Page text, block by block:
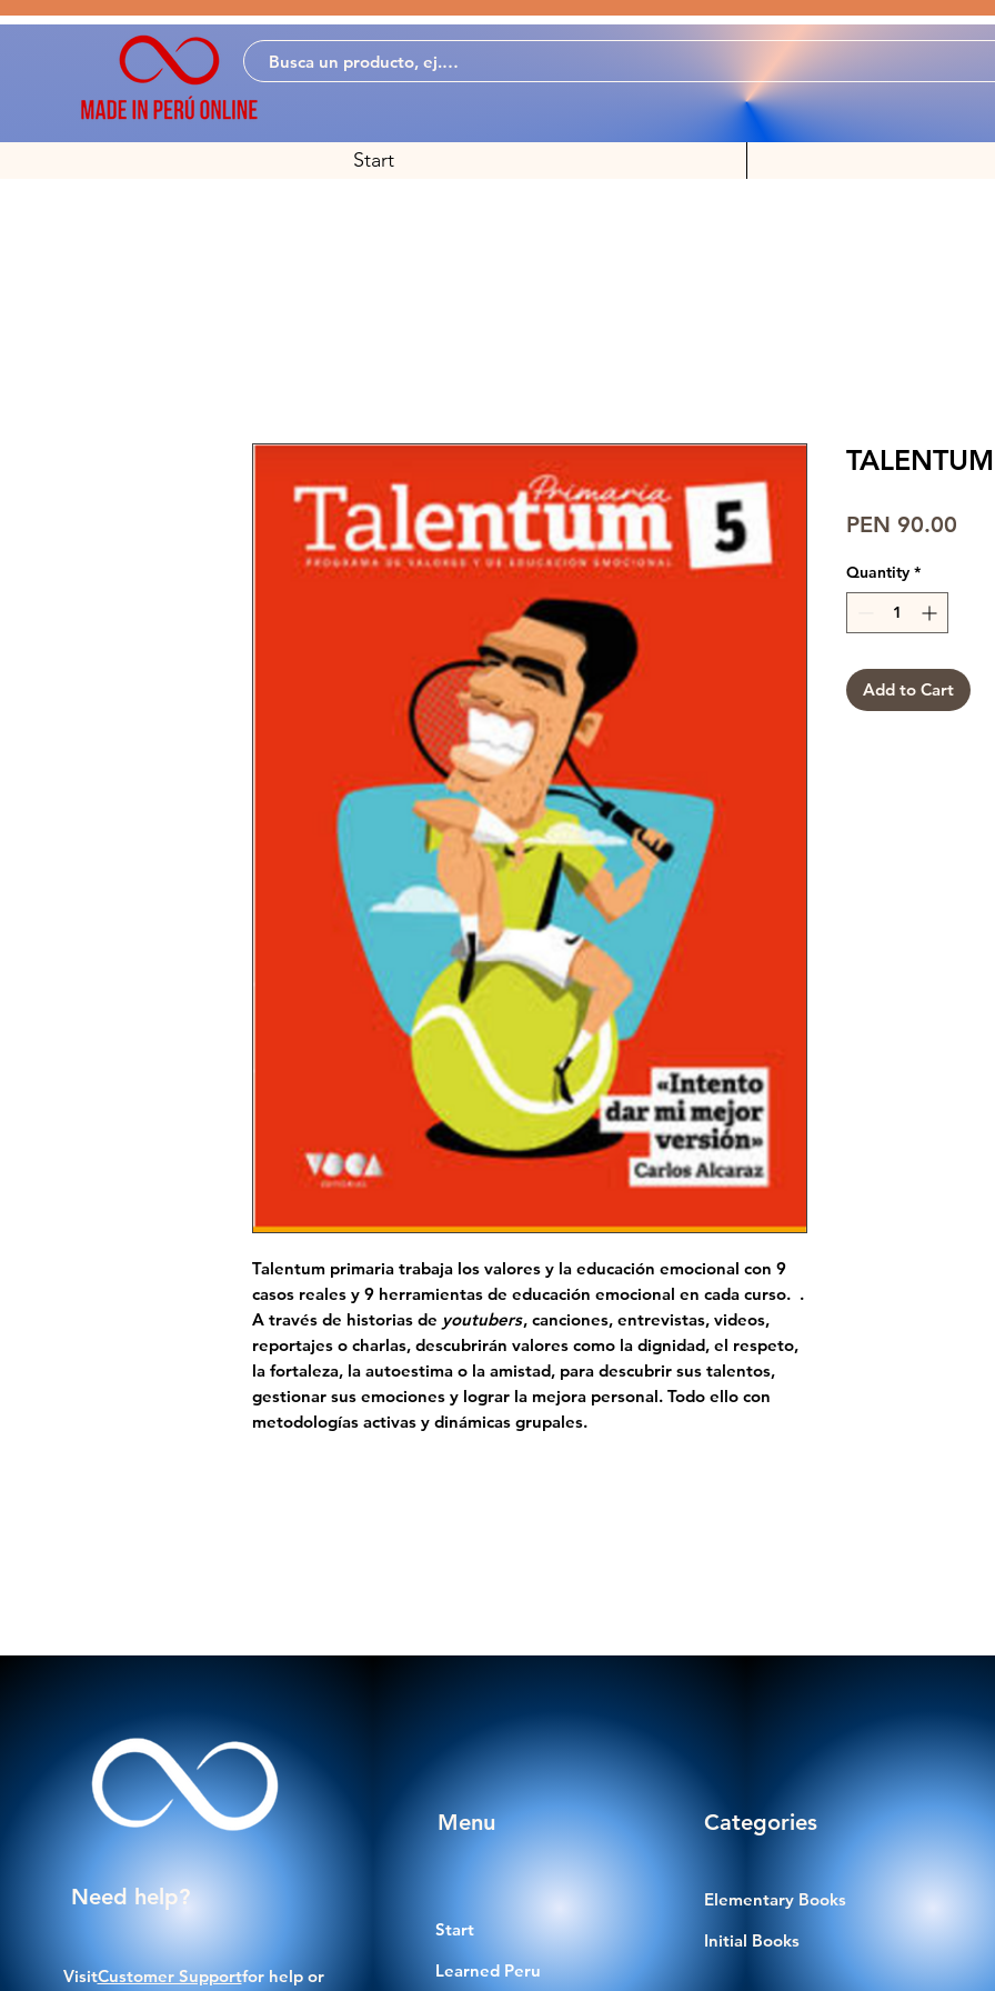
Start
Talentum primaria trabaja los valores y la educación emocional con 9
casos reales y 9 herramientas de educación emocional en cada curso. .
A través de historias de youtubers, canciones, entrevistas, videos,
reportajes o charlas, descubrirán valores como la dignidad, el respeto,
la fortaleza, la autoestima o la amistad, para descubrir sus talentos,
gestionar sus emociones y lograr la mejora personal. Todo ello con
metodologías activas y dinámicas grupales.
PEN 90.00
Quantity *
Add to Cart
Need help?
VisitCustomer Supportfor help or
Menu
Start
Learned Peru
Categories
Elementary Books
Initial Books